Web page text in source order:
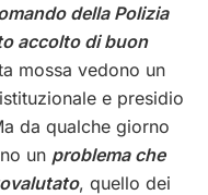
della Polizia
accolto di buon
mossa vedono un
e presidio
da qualche giorno
un problema che
, quello dei